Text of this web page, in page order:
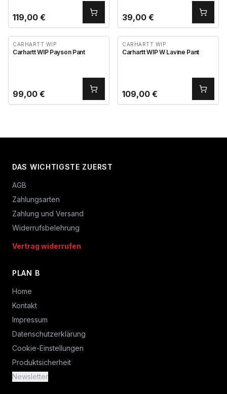
119,00 € 39,00 €
CARHARTT WIP
Carhartt WIP Payson Pant
99,00 €
CARHARTT WIP
Carhartt WIP W Lavine Pant
109,00 €
DAS WICHTIGSTE ZUERST
AGB
Zahlungsarten
Zahlung und Versand
Widerrufsbelehrung
Vertrag widerrufen
PLAN B
Home
Kontakt
Impressum
Datenschutzerklärung
Cookie-Einstellungen
Produktsicherheit
Newsletter